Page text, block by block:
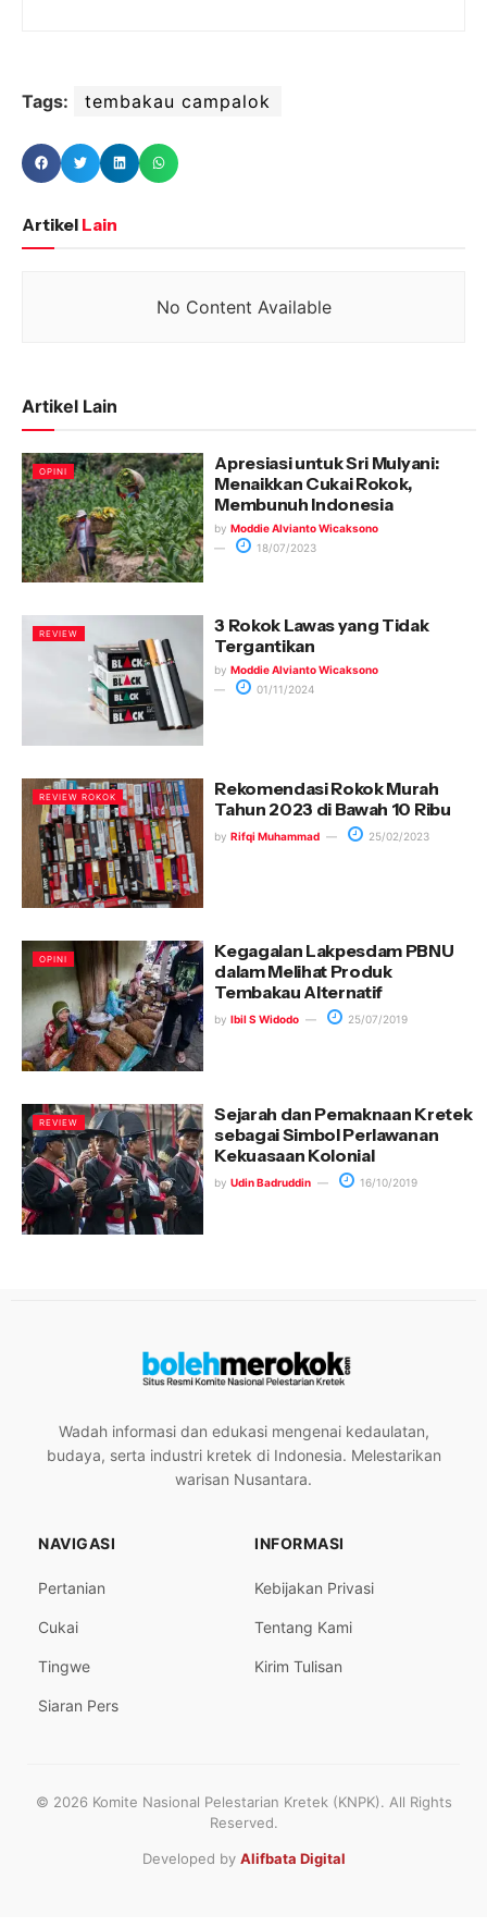
Tags: tembakau campalok
Artikel Lain
No Content Available
Artikel Lain
OPINI
Apresiasi untuk Sri Mulyani:
Menaikkan Cukai Rokok,
Membunuh Indonesia
by Moddie Alvianto Wicaksono
18/07/2023
REVIEW
3 Rokok Lawas yang Tidak
Tergantikan
by Moddie Alvianto Wicaksono
01/11/2024
REVIEW ROKOK
Rekomendasi Rokok Murah
Tahun 2023 di Bawah 10 Ribu
by Rifqi Muhammad 25/02/2023
OPINI
Kegagalan Lakpesdam PBNU
dalam Melihat Produk
Tembakau Alternatif
by Ibil S Widodo 25/07/2019
REVIEW
Sejarah dan Pemaknaan Kretek
sebagai Simbol Perlawanan
Kekuasaan Kolonial
by Udin Badruddin 16/10/2019
Wadah informasi dan edukasi mengenai kedaulatan,
budaya, serta industri kretek di Indonesia. Melestarikan
warisan Nusantara.
NAVIGASI
Pertanian
Cukai
Tingwe
Siaran Pers
INFORMASI
Kebijakan Privasi
Tentang Kami
Kirim Tulisan
© 2026 Komite Nasional Pelestarian Kretek (KNPK). All Rights
Reserved.
Developed by Alifbata Digital